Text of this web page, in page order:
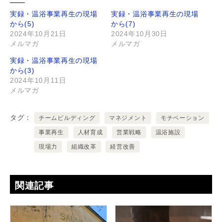
実録・温浴事業再生の現場
から(5)
2024年10月21日
メルマガ
実録・温浴事業再生の現場
から(7)
2024年10月30日
メルマガ
実録・温浴事業再生の現場
から(3)
2024年10月11日
メルマガ
タグ チームビルディング マネジメント モチベーション
事業再生 人材育成 営業戦略 温浴施設
現場力 組織改革 経営改善
関連記事